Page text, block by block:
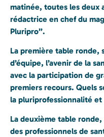
matinée, toutes les deux
rédactrice en chef du
Pluripro”.
La première table ronde,
d’équipe, l’avenir de la
avec la participation de
premiers recours. Quels
la pluriprofessionnalité et
La deuxième table
des professionnels de